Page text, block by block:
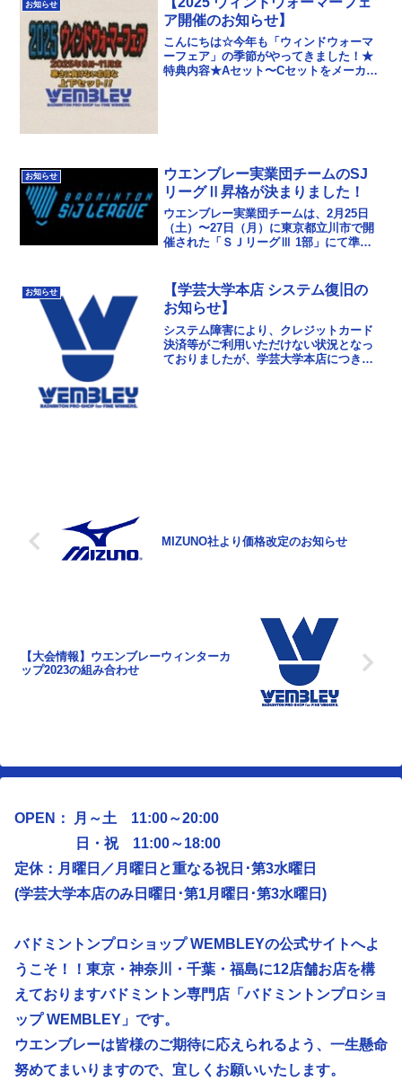
お知らせ
ア開催のお知らせ】
こんにちは☆今年も「ウィンドウォーマ
ーフェア」の季節がやってきました！★
特典内容★Aセット〜Cセットをメーカー
お知らせ
ウエンブレー実業団チームのSJ
リーグⅡ昇格が決まりました！
ウエンブレー実業団チームは、2月25日
（土）〜27日（月）に東京都立川市で開
催された「ＳＪリーグⅢ 1部」にて準優
上げます。平...
お知らせ
【学芸大学本店 システム復旧の
お知らせ】
システム障害により、クレジットカード
決済等がご利用いただけない状況となっ
ておりましたが、学芸大学本店につきま
MIZUNO社より価格改定のお知らせ
【大会情報】ウエンブレーウィンターカ
ップ2023の組み合わせ
OPEN： 月～土 11:00～20:00
日・祝 11:00～18:00
定休：月曜日／ 月曜日と重なる祝日･第3水曜日
(学芸大学本店のみ日曜日･第1月曜日･第3水曜日)
バドミントンプロショップ WEMBLEYの公式サイトへよ
うこそ！！東京・神奈川・千葉・福島に12店舗お店を構
えておりますバドミントン専門店「バドミントンプロショ
ップ WEMBLEY」です。
ウエンブレーは皆様のご期待に応えられるよう、 一生懸命
努めてまいりますので、宜しくお願いいたします。